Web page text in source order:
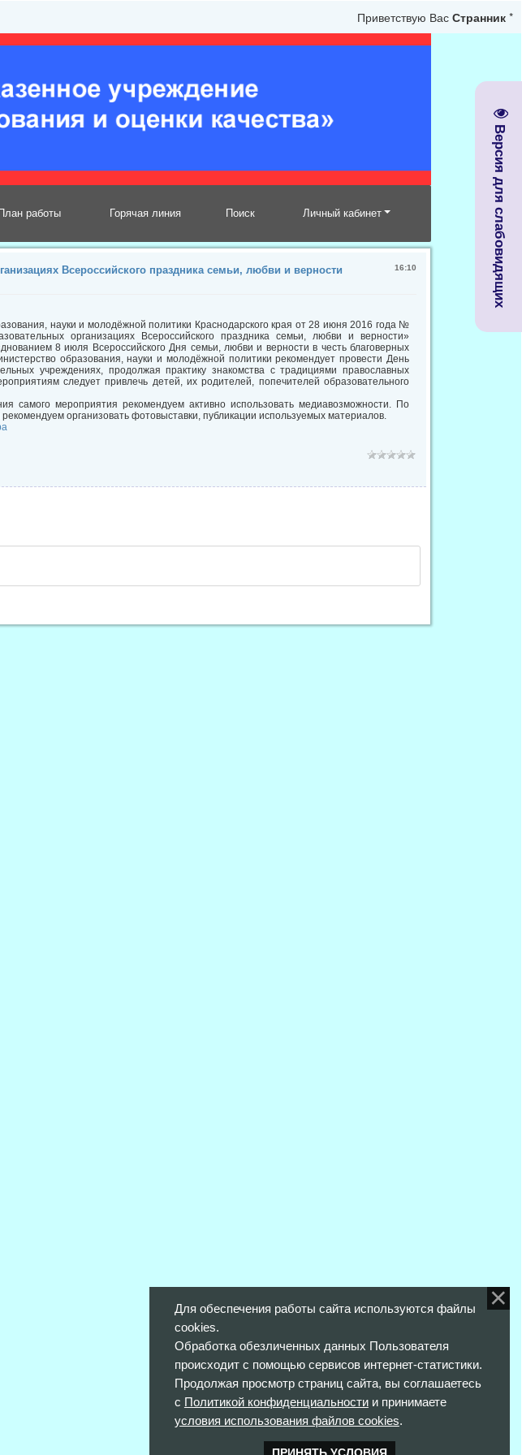
Версия для слабовидящих
Приветствую Вас Странник *
работы Горячая линия Поиск Личный кабинет
Всероссийского праздника семьи, любви и верности 16:10
науки и молодёжной политики Краснодарского края от 28 июня 2016 года №
организациях Всероссийского праздника семьи, любви и верности»
8 июля Всероссийского Дня семьи, любви и верности в честь благоверных
образования, науки и молодёжной политики рекомендует провести День
учреждениях, продолжая практику знакомства с традициями православных
следует привлечь детей, их родителей, попечителей образовательного
самого мероприятия рекомендуем активно использовать медиавозможности. По
организовать фотовыставки, публикации используемых материалов.
Для обеспечения работы сайта используются файлы
cookies.
Обработка обезличенных данных Пользователя
происходит с помощью сервисов интернет-статистики.
Продолжая просмотр страниц сайта, вы соглашаетесь
с Политикой конфиденциальностии принимаете
условия использования файлов cookies.